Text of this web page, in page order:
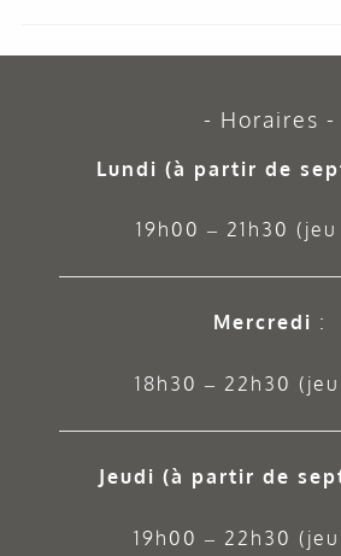
Horaires
Lundi (à partir de
19h00 – 21h30
Mercredi :
18h30 – 22h30
Jeudi (à partir de
19h00 – 22h30